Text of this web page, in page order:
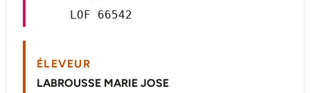
LOF 66542
ÉLEVEUR
LABROUSSE MARIE JOSE